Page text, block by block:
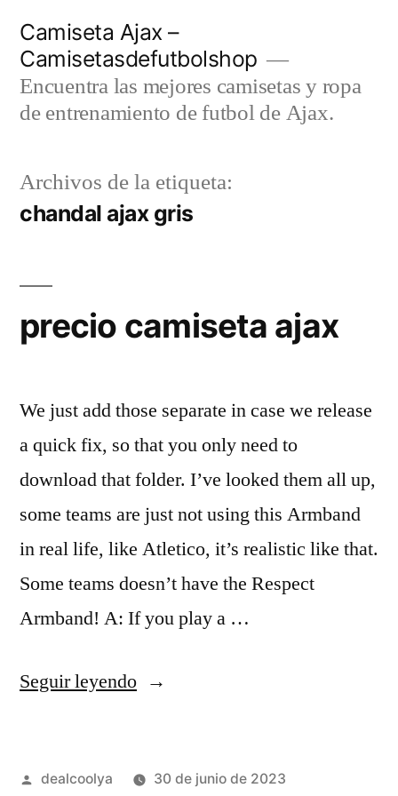
contenido
Camiseta Ajax –
Camisetasdefutbolshop
Encuentra las mejores camisetas y ropa
de entrenamiento de futbol de Ajax.
Archivos de la etiqueta:
chandal ajax gris
precio camiseta ajax
We just add those separate in case we release
a quick fix, so that you only need to
download that folder. I’ve looked them all up,
some teams are just not using this Armband
in real life, like Atletico, it’s realistic like that.
Some teams doesn’t have the Respect
Armband! A: If you play a …
Seguir leyendo«precio
Publicado
dealcoolya
30 de junio de 2023